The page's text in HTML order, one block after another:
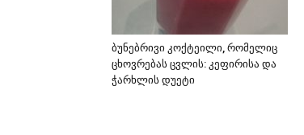
ბუნებრივი კოქტეილი, რომელიც
ცხოვრებას ცვლის: კეფირისა და
ჭარხლის დუეტი